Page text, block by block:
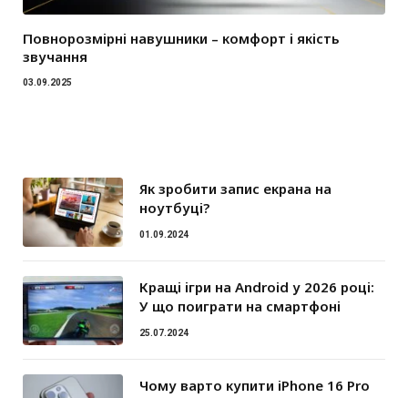
Повнорозмірні навушники – комфорт і якість
звучання
03.09.2025
Як зробити запис екрана на
ноутбуці?
01.09.2024
Кращі ігри на Android у 2026 році:
У що поиграти на смартфоні
25.07.2024
Чому варто купити iPhone 16 Pro